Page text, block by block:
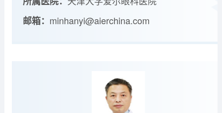
邮箱： minhanyi@aierchina.com